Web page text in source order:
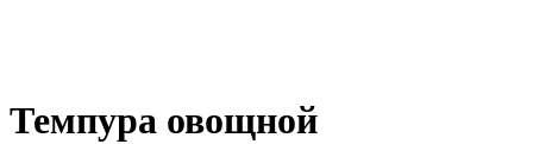
Темпура овощной